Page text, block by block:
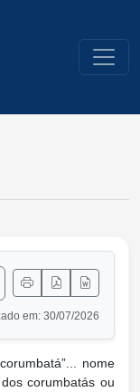
em: 30/07/2026
nome
corumbatás ou